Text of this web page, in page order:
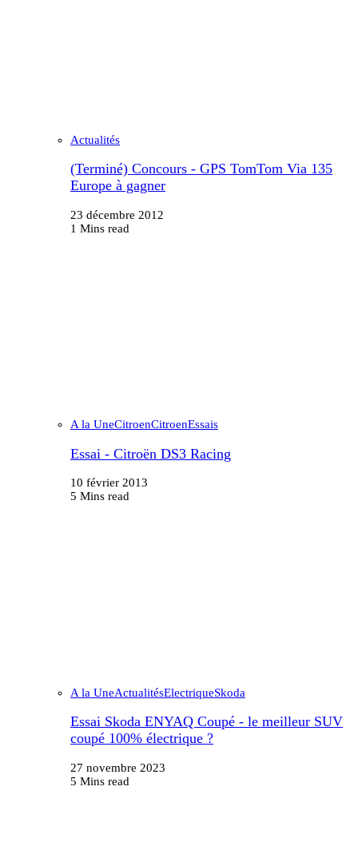
Actualités
(Terminé) Concours - GPS TomTom Via 135
Europe à gagner
23 décembre 2012
1 Mins read
A la UneCitroenCitroenEssais
Essai - Citroën DS3 Racing
10 février 2013
5 Mins read
A la UneActualitésElectriqueSkoda
Essai Skoda ENYAQ Coupé - le meilleur SUV
coupé 100% électrique ?
27 novembre 2023
5 Mins read